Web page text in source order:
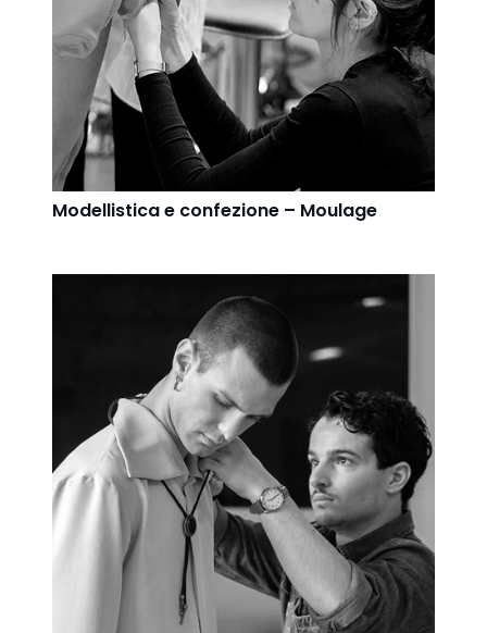
Modellistica e confezione – Moulage